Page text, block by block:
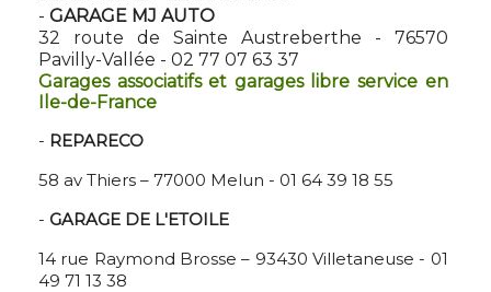
- GARAGE MJ AUTO
32 route de Sainte Austreberthe - 76570
Pavilly-Vallée - 02 77 07 63 37
Garages associatifs et garages libre service en
Ile-de-France
- REPARECO
58 av Thiers – 77000 Melun - 01 64 39 18 55
- GARAGE DE L'ETOILE
14 rue Raymond Brosse – 93430 Villetaneuse - 01
49 71 13 38